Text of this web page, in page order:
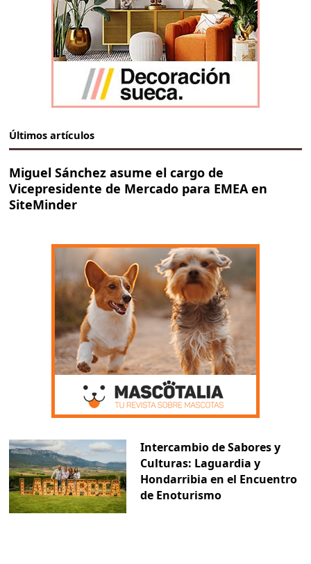
Últimos artículos
Miguel Sánchez asume el cargo de
Vicepresidente de Mercado para EMEA en
SiteMinder
Intercambio de Sabores y
Culturas: Laguardia y
Hondarribia en el Encuentro
de Enoturismo